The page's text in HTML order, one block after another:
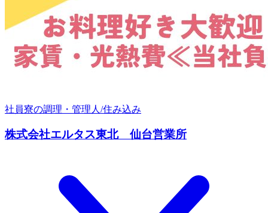
社員寮の調理・管理人/住み込み
株式会社エルタス東北 仙台営業所